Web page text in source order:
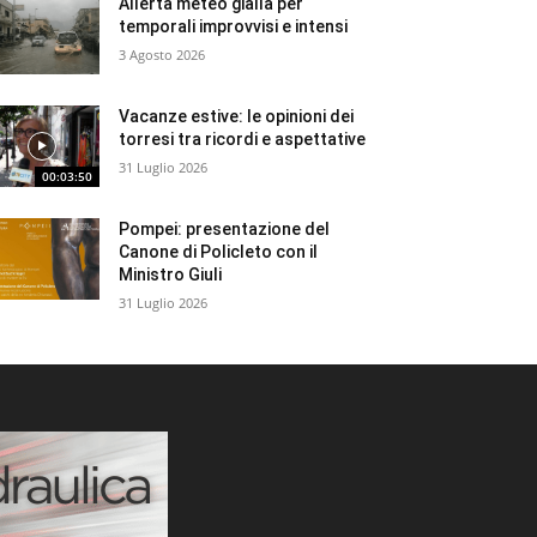
temporali improvvisi e intensi
3 Agosto 2026
00:03:50
Vacanze estive: le opinioni dei
torresi tra ricordi e aspettative
31 Luglio 2026
Pompei: presentazione del
Canone di Policleto con il
Ministro Giuli
31 Luglio 2026